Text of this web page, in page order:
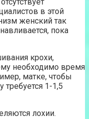
в этой
женский так
пока
крохи,
необходимо время
матке, чтобы
требуется 1-1,5
лохии.